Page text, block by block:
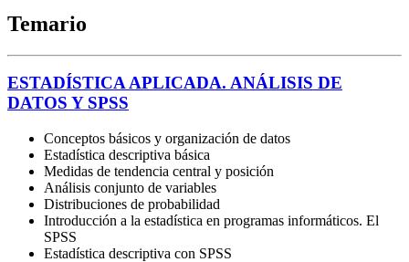
Temario
ESTADÍSTICA APLICADA. ANÁLISIS DE
DATOS Y SPSS
Conceptos básicos y organización de datos
Estadística descriptiva básica
Medidas de tendencia central y posición
Análisis conjunto de variables
Distribuciones de probabilidad
Introducción a la estadística en programas informáticos. El
SPSS
Estadística descriptiva con SPSS